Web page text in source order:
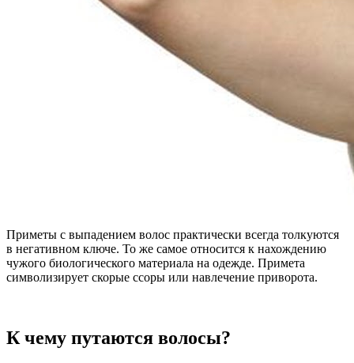
Приметы с выпадением волос практически всегда толкуются
в негативном ключе. То же самое относится к нахождению
чужого биологического материала на одежде. Примета
символизирует скорые ссоры или навлечение приворота.
К чему путаются волосы?